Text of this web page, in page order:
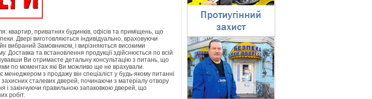
квартир, приватних будинків, офісів та приміщень, що
Двері виготовляються індивідуально, враховуючи
вибраний Замовником, і вирізняються високими
Доставка та встановлення продукції здійснюється по всій
Ви отримаєте детальну консультацію з питань, що
по моментах які Ви можливо ще не врахували.
менеджером з продажу він спеціаліст у будь-якому питанні
сталевих дверей, починаючи з матеріалу отвору
і закінчуючи правильною запаковкою дверей, що
робіт.
Захист майна
⇓